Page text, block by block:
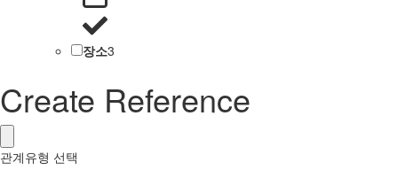
장소3
Create Reference
관계유형 선택